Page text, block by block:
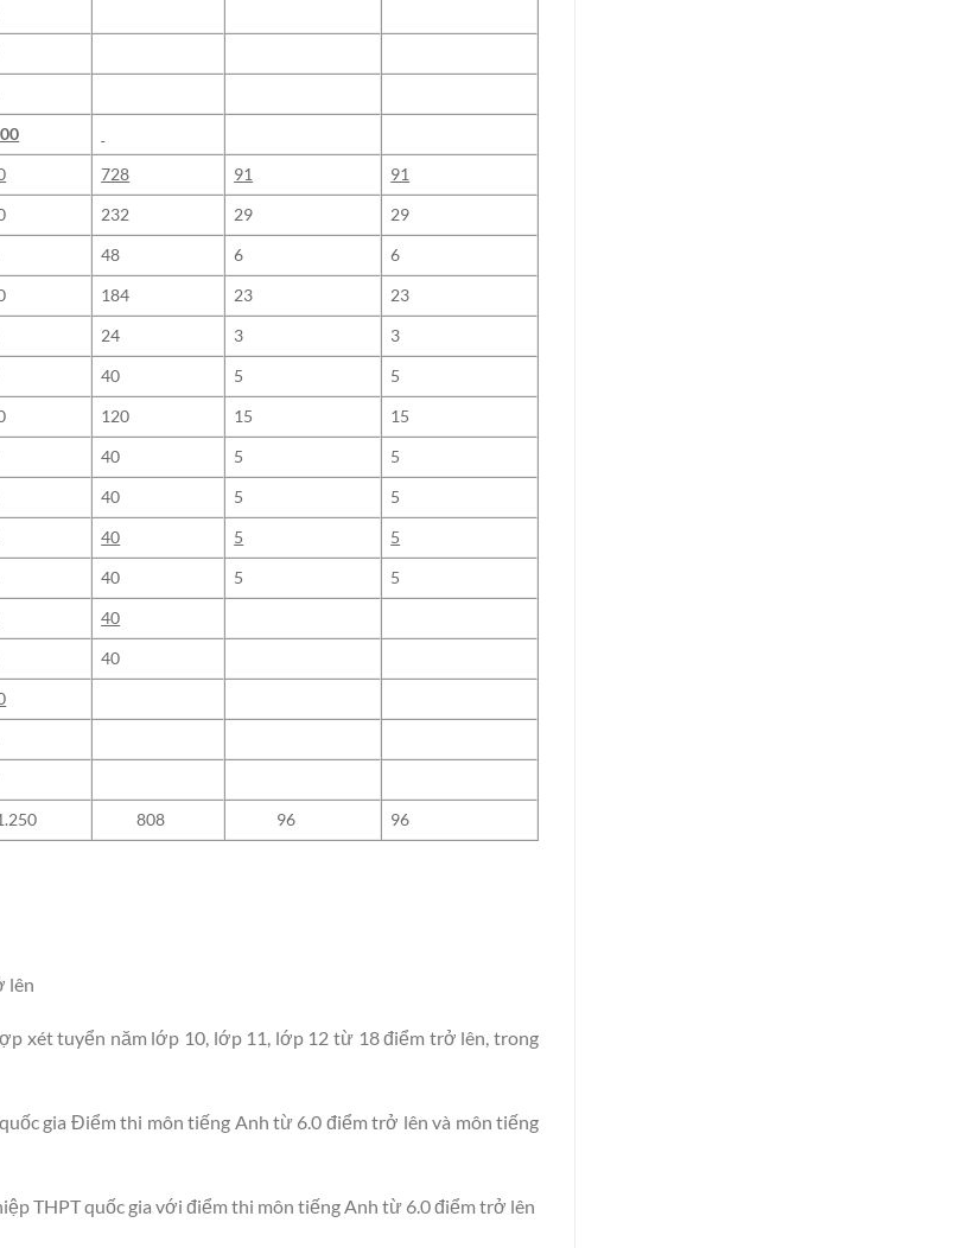
728 91
91
232 29
29
48 6
6
184 23
23
24 3
3
40 5
5
120 15
15
40 5
5
40 5
5
40 5
5
40 5
5
40
40
808 96 96
lên
xét tuyển năm lớp 10, lớp 11, lớp 12 từ 18 điểm trở lên, trong
gia Điểm thi môn tiếng Anh từ 6.0 điểm trở lên và môn tiếng
THPT quốc gia với điểm thi môn tiếng Anh từ 6.0 điểm trở lên